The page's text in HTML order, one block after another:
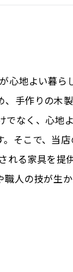
心地よい暮
手作りの木
なく、心
そこで、当
る家具を
人の技が生